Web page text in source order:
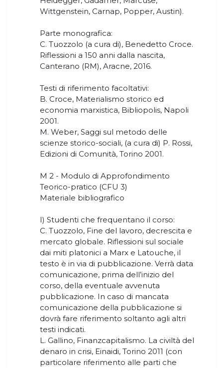
Wittgenstein, Carnap, Popper, Austin).
Parte monografica:
C. Tuozzolo (a cura di), Benedetto Croce.
Riflessioni a 150 anni dalla nascita,
Canterano (RM), Aracne, 2016.
Testi di riferimento facoltativi:
B. Croce, Materialismo storico ed
economia marxistica, Bibliopolis, Napoli
2001.
M. Weber, Saggi sul metodo delle
scienze storico-sociali, (a cura di) P. Rossi,
Edizioni di Comunità, Torino 2001.
M 2 - Modulo di Approfondimento
Teorico-pratico (CFU 3)
Materiale bibliografico
I) Studenti che frequentano il corso:
C. Tuozzolo, Fine del lavoro, decrescita e
mercato globale. Riflessioni sul sociale
dai miti platonici a Marx e Latouche, il
testo è in via di pubblicazione. Verrà data
comunicazione, prima dell’inizio del
corso, della eventuale avvenuta
pubblicazione. In caso di mancata
comunicazione della pubblicazione si
dovrà fare riferimento soltanto agli altri
testi indicati.
L. Gallino, Finanzcapitalismo. La civiltà del
denaro in crisi, Einaidi, Torino 2011 (con
particolare riferimento alle parti che